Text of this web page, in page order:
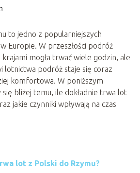
to jedno z popularniejszych
Europie. W przeszłości podróż
mogła trwać wiele godzin, ale
lotnictwa podróż staje się coraz
komfortowa. W poniższym
bliżej temu, ile dokładnie trwa lot
jakie czynniki wpływają na czas
lot z Polski do Rzymu?